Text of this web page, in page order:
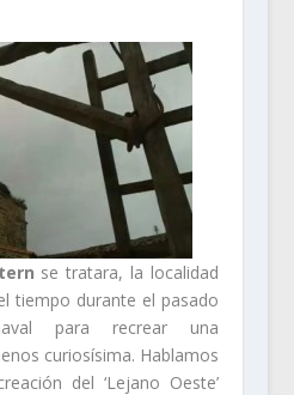
se tratara, la localidad
tiempo durante el pasado
para recrear una
curiosísima. Hablamos
del ‘Lejano Oeste’